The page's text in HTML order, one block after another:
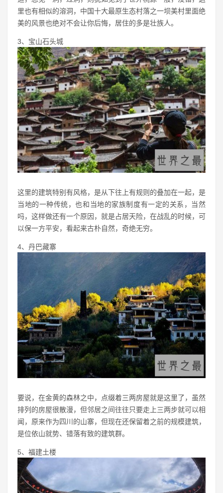
里也有相似的溶洞，中国十大最原生态村落之一坝美村里面绝
美的风景也绝对不会让你后悔，居住的多是壮族人。
3、宝山石头城
这里的建筑特别有风格，是从下往上有规则的叠加在一起，是
当地的一种传统，也和当地的家族制度有一定的关系，当然
吗，这样做还有一个原因，就是占居天险，在战乱的时候，可
以保一方平安，看起来古朴自然，奇绝无穷。
4、丹巴藏寨
要说，在金黄的森林之中，点缀着三两房屋就是这里了，虽然
排列的房屋很散漫，但邻居之间往往只要走上三两步就可以相
闻，原来作为四川的山寨，但现在还保留着之前的规模建筑，
是位依山就势、错落有致的建筑群。
5、福建土楼